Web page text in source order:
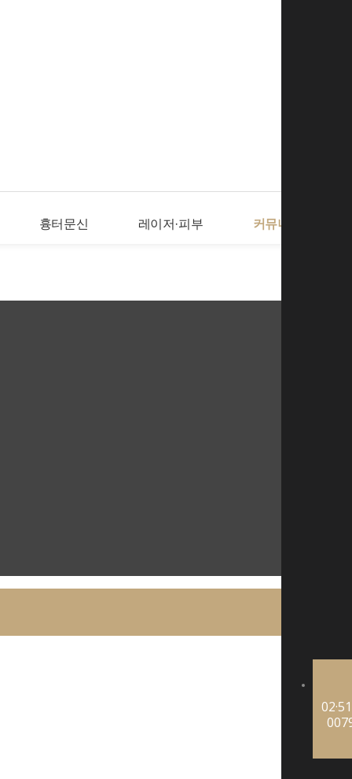
흉터문신 레이저·피부 커뮤니티